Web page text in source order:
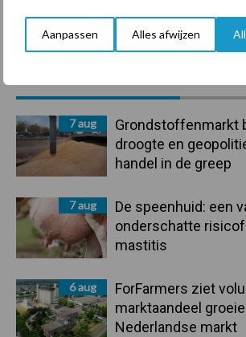
Aanpassen Alles afwijzen
Sidebar
7 aug
Grondstoffenmarkt
droogte en
handel in de greep
7 aug
De speenhuid: een
onderschatte
mastitis
6 aug
ForFarmers ziet
marktaandeel
Nederlandse markt